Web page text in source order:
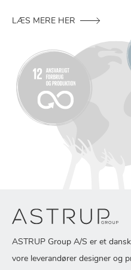
LÆS MERE HER
ASTRUP Group A/S er et
vore leverandører designer og